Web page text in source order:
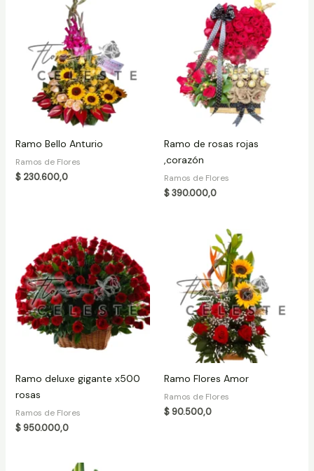
Ramo Bello Anturio
Ramos de Flores
$230.600,0
Ramo de rosas rojas
,corazón
Ramos de Flores
$390.000,0
Ramo deluxe gigante x500
rosas
Ramos de Flores
$950.000,0
Ramo Flores Amor
Ramos de Flores
$90.500,0